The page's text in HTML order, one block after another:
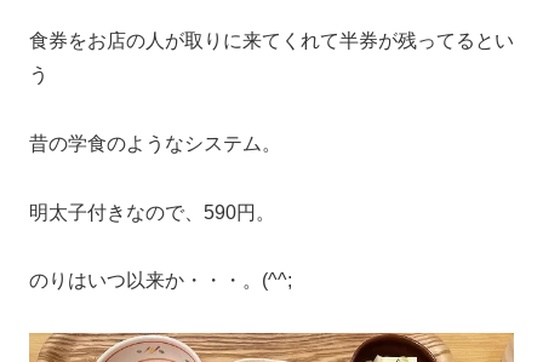
食券をお店の人が取りに来てくれて半券が残ってるとい
う
昔の学食のようなシステム。
明太子付きなので、590円。
のりはいつ以来か・・・。(^^;